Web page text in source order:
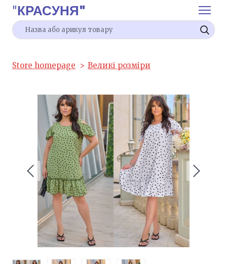
"КРАСУНЯ"
Store homepage Великі розміри